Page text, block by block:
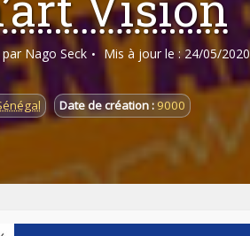
par Nago Seck Mis à jour le : 24/05/2020
Date de création :9000